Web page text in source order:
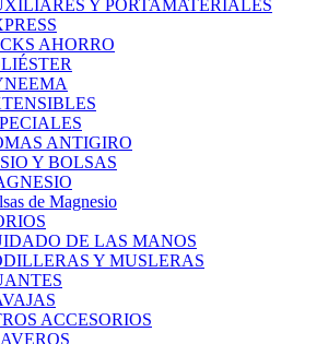
Y PORTAMATERIALES
AHORRO
ANTIGIRO
Y BOLSAS
de Magnesio
DE LAS MANOS
Y MUSLERAS
ACCESORIOS